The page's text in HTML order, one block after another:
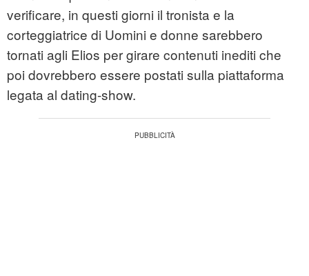
verificare, in questi giorni il tronista e la
corteggiatrice di Uomini e donne sarebbero
tornati agli Elios per girare contenuti inediti che
poi dovrebbero essere postati sulla piattaforma
legata al dating-show.